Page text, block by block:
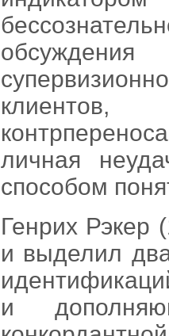
личная
способом
Генрих Рэкер
и выделил
и